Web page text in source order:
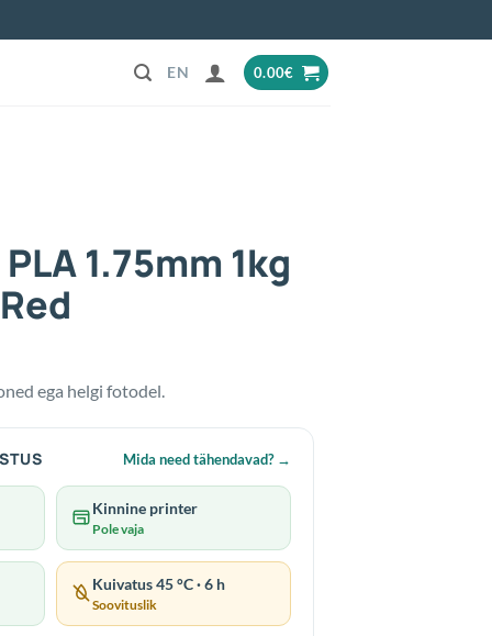
0.00€
1.75mm 1kg
ega helgi fotodel.
Mida need tähendavad? →
Kinnine printer
Pole vaja
Kuivatus 45 °C · 6 h
Soovituslik